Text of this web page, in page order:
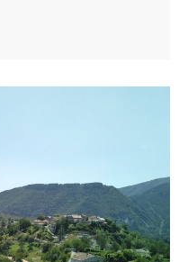
de châtaigniers.